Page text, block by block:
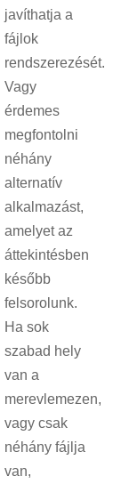
javíthatja a
fájlok
rendszerezését.
Vagy
érdemes
megfontolni
néhány
alternatív
alkalmazást,
amelyet az
áttekintésben
később
felsorolunk.
Ha sok
szabad hely
van a
merevlemezen,
vagy csak
néhány fájlja
van,